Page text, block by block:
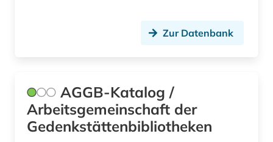
dreißigjähriger krieg (1)
dresden (3)
Zur Datenbank
AGGB-Katalog /
Arbeitsgemeinschaft der
Gedenkstättenbibliotheken